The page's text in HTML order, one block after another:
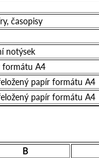
časopisy
notýsek
formátu A4
papír formátu A4
papír formátu A4
B